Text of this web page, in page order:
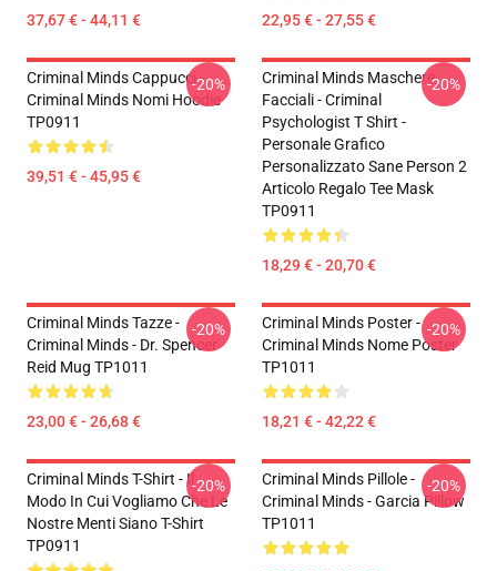
37,67 € - 44,11 € 22,95 € - 27,55 €
Criminal Minds Cappucci -
Criminal Minds Nomi Hoodie
TP0911
39,51 € - 45,95 €
-20%
Criminal Minds Maschere
Facciali - Criminal
Psychologist T Shirt -
Personale Grafico
Personalizzato Sane Person 2
Articolo Regalo Tee Mask
TP0911
18,29 € - 20,70 €
-20%
Criminal Minds Tazze -
Criminal Minds - Dr. Spencer
Reid Mug TP1011
23,00 € - 26,68 €
-20%
Criminal Minds Poster -
Criminal Minds Nome Poster
TP1011
18,21 € - 42,22 €
-20%
Criminal Minds T-Shirt - Il
Modo In Cui Vogliamo Che Le
Nostre Menti Siano T-Shirt
TP0911
-20%
Criminal Minds Pillole -
Criminal Minds - Garcia Pillow
TP1011
-20%